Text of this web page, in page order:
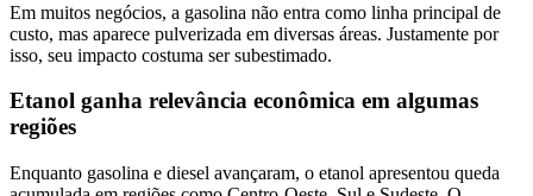
Em muitos negócios, a gasolina não entra como linha principal de
custo, mas aparece pulverizada em diversas áreas. Justamente por
isso, seu impacto costuma ser subestimado.
Etanol ganha relevância econômica em algumas
regiões
Enquanto gasolina e diesel avançaram, o etanol apresentou queda